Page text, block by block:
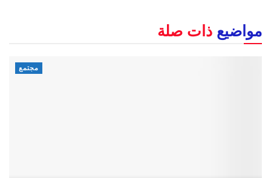
مواضيع ذات صلة
مجتمع